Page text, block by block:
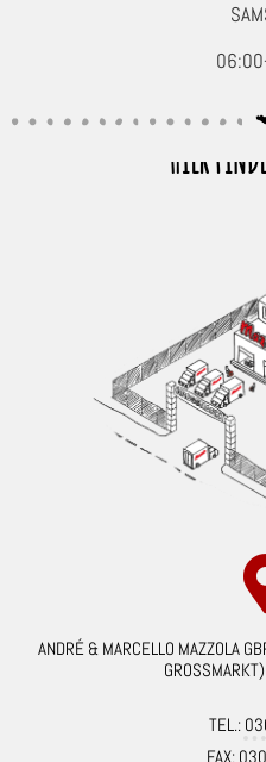
HIER
ANDRÉ & MARCELLO MAZZOLA
TEL.:
FAX: